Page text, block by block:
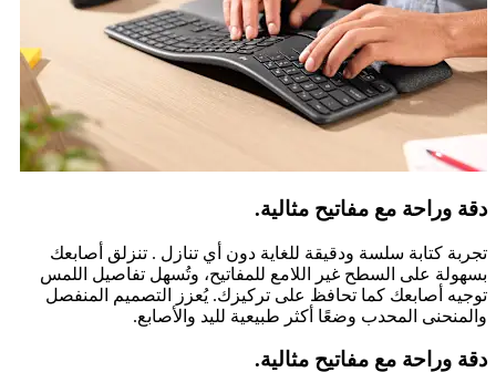
دقة وراحة مع مفاتيح مثالية.
تجربة كتابة سلسة ودقيقة للغاية دون أي تنازل . تنزلق أصابعك
بسهولة على السطح غير اللامع للمفاتيح، وتُسهل تفاصيل اللمس
توجيه أصابعك كما تحافظ على تركيزك. يُعزز التصميم المنفصل
والمنحنى المحدب وضعًا أكثر طبيعية لليد والأصابع.
دقة وراحة مع مفاتيح مثالية.